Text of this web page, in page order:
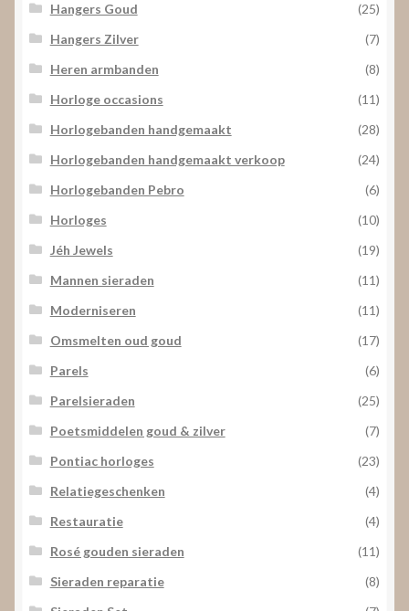
Hangers Goud
(25)
Hangers Zilver
(7)
Heren armbanden
(8)
Horloge occasions
(11)
Horlogebanden handgemaakt
(28)
Horlogebanden handgemaakt verkoop
(24)
Horlogebanden Pebro
(6)
Horloges
(10)
Jéh Jewels
(19)
Mannen sieraden
(11)
Moderniseren
(11)
Omsmelten oud goud
(17)
Parels
(6)
Parelsieraden
(25)
Poetsmiddelen goud & zilver
(7)
Pontiac horloges
(23)
Relatiegeschenken
(4)
Restauratie
(4)
Rosé gouden sieraden
(11)
Sieraden reparatie
(8)